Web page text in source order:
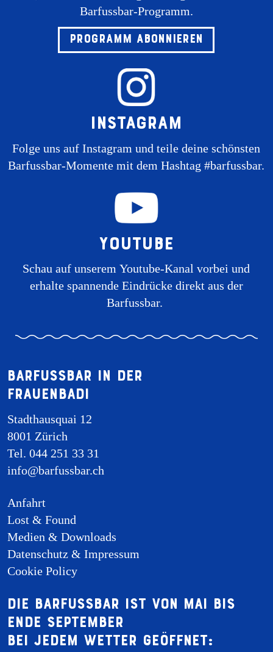
Barfussbar-Programm.
Programm abonnieren
Instagram
Folge uns auf Instagram und teile deine schönsten
Barfussbar-Momente mit dem Hashtag #barfussbar.
Youtube
Schau auf unserem Youtube-Kanal vorbei und
erhalte spannende Eindrücke direkt aus der
Barfussbar.
Barfussbar in der
Frauenbadi
Stadthausquai 12
8001 Zürich
Tel. 044 251 33 31
info@barfussbar.ch
Anfahrt
Lost & Found
Medien & Downloads
Datenschutz & Impressum
Cookie Policy
Die Barfussbar ist von Mai bis
Ende September
bei jedem Wetter geöffnet: